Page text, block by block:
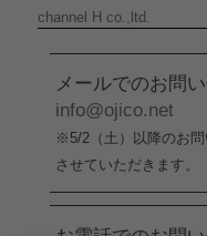
channel H co.,ltd.
メールでのお問
info@ojico.net
※5/2（土）以降のお
させていただきます。